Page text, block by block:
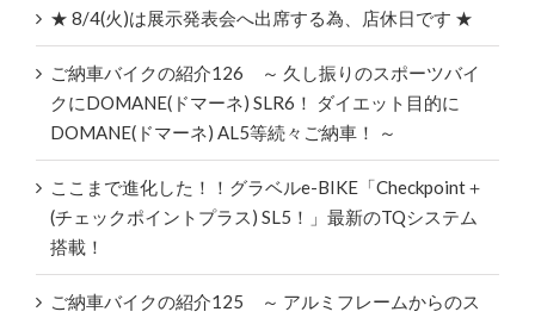
★ 8/4(火)は展示発表会へ出席する為、店休日です ★
ご納車バイクの紹介126 ～ 久し振りのスポーツバイ
クにDOMANE(ドマーネ) SLR6！ ダイエット目的に
DOMANE(ドマーネ) AL5等続々ご納車！ ～
ここまで進化した！！グラベルe-BIKE「Checkpoint＋
(チェックポイントプラス) SL5！」最新のTQシステム
搭載！
ご納車バイクの紹介125 ～ アルミフレームからのス